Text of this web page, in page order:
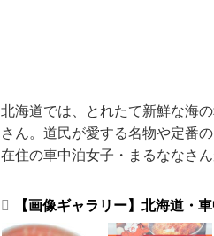
北海道では、とれたて新鮮な海
さん。道民が愛する名物や定番
在住の車中泊女子・まるななさ
【画像ギャラリー】北海道・